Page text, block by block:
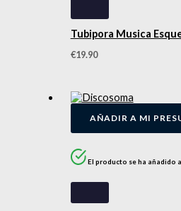
Tubipora Musica
€19.90
AÑADIR A MI
El producto se ha añadido